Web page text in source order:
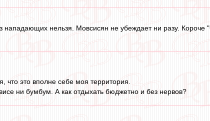
нельзя. Мовсисян не убеждает ни разу. Короче
что это вполне себе моя территория.
ни бумбум. А как отдыхать бюджетно и без нервов?